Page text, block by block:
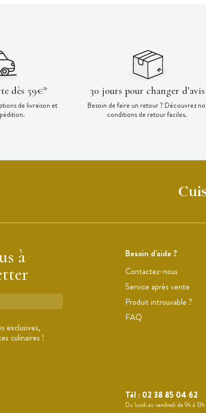
dès 59€*
de livraison et
30 jours pour changer d’avis
Besoin de faire un retour ? Découvrez
conditions de retour faciles.
Besoin d'aide ?
Contactez-nous
Service après vente
Produit introuvable ?
FAQ
à
exclusives,
culinaires !
Tél : 02 38 85 04 62
Du lundi au vendredi de 9h à